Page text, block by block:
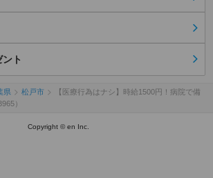
ト
県 松戸市
【医療行為はナシ】時給1500円！病院で備
）
Copyright © en Inc.